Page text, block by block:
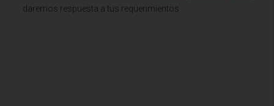
daremos respuesta a tus requerimientos